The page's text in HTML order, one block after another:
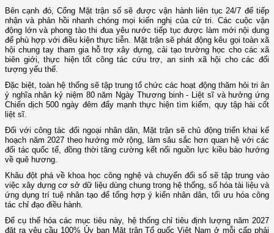
Bên cạnh đó, Cổng Mặt trận số sẽ được vận hành liên tục 24/7 để tiếp
nhận và phản hồi nhanh chóng mọi kiến nghị của cử tri. Các cuộc vận
động lớn và phong tào thi đua yêu nước tiếp tục được làm mới nội dung
để phù hợp với điều kiện thực tiễn. Mặt trận sẽ phát động kêu gọi toàn xã
hội chung tay tham gia hỗ trợ xây dựng, cải tạo trường học cho các xã
biên giới, thực hiện tốt công tác cứu trợ, an sinh xã hội cho các đối
tượng yếu thế.
Đặc biệt, toàn hệ thống sẽ tập trung tổ chức các hoạt động thăm hỏi tri ân
ý nghĩa nhân kỷ niệm 80 năm Ngày Thương binh - Liệt sĩ và hưởng ứng
Chiến dịch 500 ngày đêm đẩy mạnh thực hiện tìm kiếm, quy tập hài cốt
liệt sĩ.
Đối với công tác đối ngoại nhân dân, Mặt trận sẽ chủ động triển khai kế
hoạch năm 2027 theo hướng mở rộng, làm sâu sắc hơn quan hệ với các
đối tác quốc tế, đồng thời tăng cường kết nối nguồn lực kiều bào hướng
về quê hương.
Khâu đột phá về khoa học công nghệ và chuyển đổi số sẽ tập trung vào
việc xây dựng cơ sở dữ liệu dùng chung trong hệ thống, số hóa tài liệu và
ứng dụng trí tuệ nhân tạo để tổng hợp ý kiến nhân dân, tối ưu hóa công
tác chỉ đạo điều hành.
Để cụ thể hóa các mục tiêu này, hệ thống chỉ tiêu định lượng năm 2027
đặt ra yêu cầu 100% Ủy ban Mặt trận Tổ quốc Việt Nam ở mỗi cấp phải